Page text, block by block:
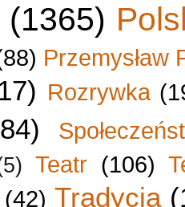
(1365)
Przemysław
Rozrywka
Teatr (106)
(42) Tradycja